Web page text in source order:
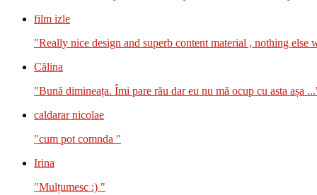
film izle
"Really nice design and superb content material , nothing else
Călina
"Bună dimineața. Îmi pare rău dar eu nu mă ocup cu asta așa
caldarar nicolae
"cum pot comnda "
Irina
"Mulțumesc :) "